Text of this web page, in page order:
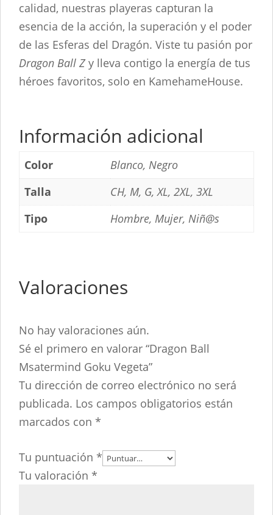
calidad, nuestras playeras capturan la
esencia de la acción, la superación y el poder
de las Esferas del Dragón. Viste tu pasión por
Dragon Ball Zy lleva contigo la energía de tus
héroes favoritos, solo en KamehameHouse.
Información adicional
Color
Blanco, Negro
Talla
CH, M, G, XL, 2XL, 3XL
Tipo
Hombre, Mujer, Niñ@s
Valoraciones
No hay valoraciones aún.
Sé el primero en valorar “Dragon Ball
Msatermind Goku Vegeta”
Tu dirección de correo electrónico no será
publicada. Los campos obligatorios están
marcados con *
Tu puntuación *
Tu valoración *